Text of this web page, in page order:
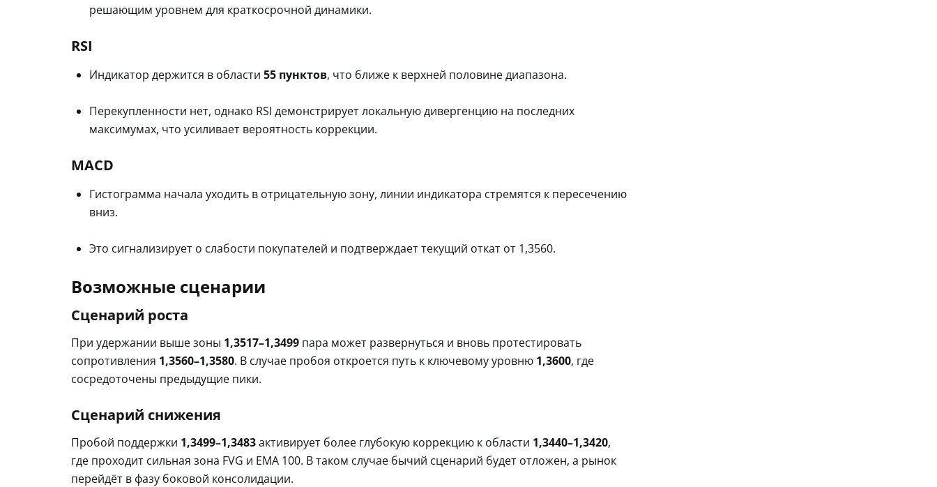
решающим уровнем для краткосрочной динамики.
RSI
Индикатор держится в области 55 пунктов, что ближе к верхней половине диапазона.
Перекупленности нет, однако RSI демонстрирует локальную дивергенцию на последних
максимумах, что усиливает вероятность коррекции.
MACD
Гистограмма начала уходить в отрицательную зону, линии индикатора стремятся к пересечению
вниз.
Это сигнализирует о слабости покупателей и подтверждает текущий откат от 1,3560.
Возможные сценарии
Сценарий роста
При удержании выше зоны 1,3517–1,3499 пара может развернуться и вновь протестировать
сопротивления 1,3560–1,3580. В случае пробоя откроется путь к ключевому уровню 1,3600, где
сосредоточены предыдущие пики.
Сценарий снижения
Пробой поддержки 1,3499–1,3483активирует более глубокую коррекцию к области 1,3440–1,3420,
где проходит сильная зона FVG и EMA 100. В таком случае бычий сценарий будет отложен, а рынок
перейдёт в фазу боковой консолидации.